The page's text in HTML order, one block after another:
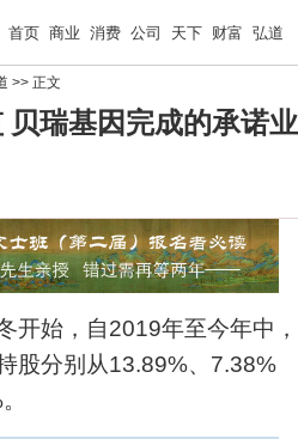
首页 商业 消费 公司 天下 财富 弘道
>> 正文
贝瑞基因完成的承诺业
始，自2019年至今年中，
股分别从13.89%、7.38%